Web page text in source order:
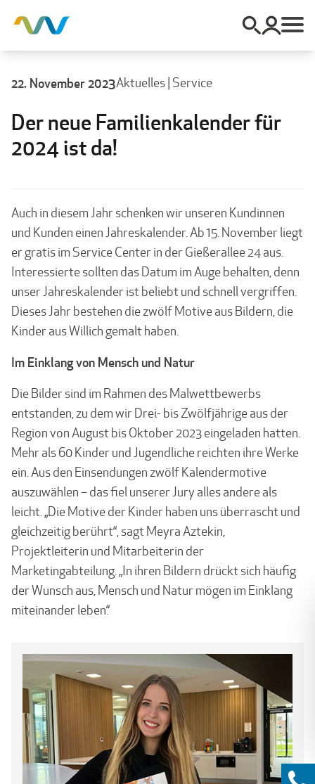
22. November 2023Aktuelles| Service
Der neue Familienkalender für
2024 ist da!
Auch in diesem Jahr schenken wir unseren Kundinnen
und Kunden einen Jahreskalender. Ab 15. November liegt
er gratis im Service Center in der Gießerallee 24 aus.
Interessierte sollten das Datum im Auge behalten, denn
unser Jahreskalender ist beliebt und schnell vergriffen.
Dieses Jahr bestehen die zwölf Motive aus Bildern, die
Kinder aus Willich gemalt haben.
Im Einklang von Mensch und Natur
Die Bilder sind im Rahmen des Malwettbewerbs
entstanden, zu dem wir Drei- bis Zwölfjährige aus der
Region von August bis Oktober 2023 eingeladen hatten.
Mehr als 60 Kinder und Jugendliche reichten ihre Werke
ein. Aus den Einsendungen zwölf Kalendermotive
auszuwählen – das fiel unserer Jury alles andere als
leicht. „Die Motive der Kinder haben uns überrascht und
gleichzeitig berührt“, sagt Meyra Aztekin,
Projektleiterin und Mitarbeiterin der
Marketingabteilung. „In ihren Bildern drückt sich häufig
der Wunsch aus, Mensch und Natur mögen im Einklang
miteinander leben.“